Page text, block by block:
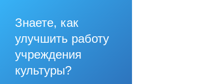
Знаете, как
улучшить работу
учреждения
культуры?